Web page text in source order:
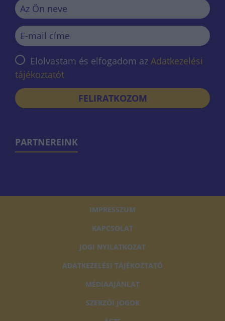
Elolvastam és elfogadom az Adatkezelési
tájékoztatót
FELIRATKOZOM
PARTNEREINK
IMPRESSZUM
KAPCSOLAT
JOGI NYILATKOZAT
ADATKEZELÉSI TÁJÉKOZTATÓ
MÉDIAAJÁNLAT
SZERZŐI JOGOK